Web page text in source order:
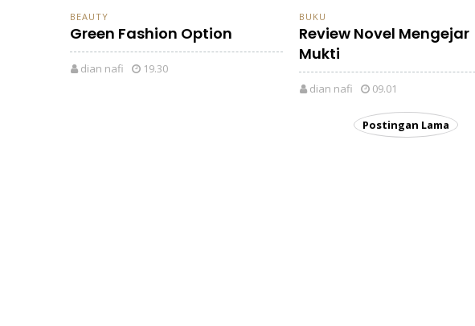
BEAUTY
Green Fashion Option
dian nafi 19.30
BUKU
Review Novel Mengejar
Mukti
dian nafi 09.01
Postingan Lama